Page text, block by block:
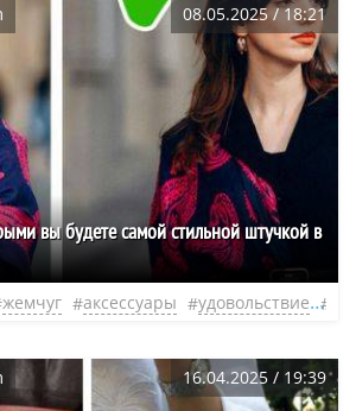
08.05.2025 / 18:21
вы будете самой стильной штучкой в
жемчуг аксессуары удовольствие
16.04.2025 / 19:39